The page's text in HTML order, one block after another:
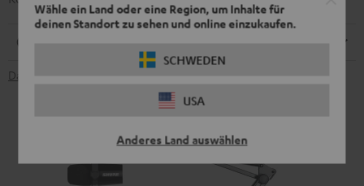
Wähle ein Land oder eine Region, um Inhalte für
deinen Standort zu sehen und online einzukaufen.
SCHWEDEN
USA
Anderes Land auswählen
Datenblatt [PDF]